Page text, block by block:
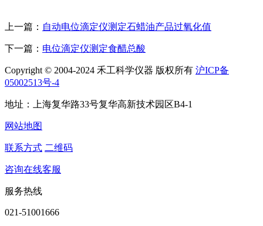
上一篇： 自动电位滴定仪测定石蜡油产品过氧化值
下一篇： 电位滴定仪测定食醋总酸
Copyright © 2004-2024 禾工科学仪器 版权所有 沪ICP备
05002513号-4
地址：上海复华路33号复华高新技术园区B4-1
网站地图
联系方式 二维码
咨询在线客服
服务热线
021-51001666